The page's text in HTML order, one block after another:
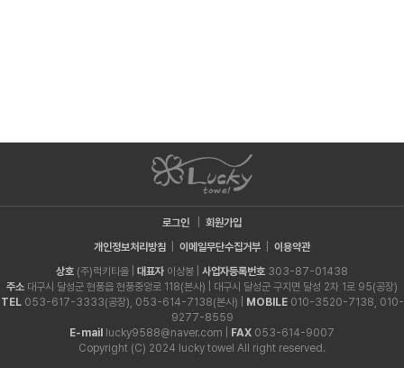
로그인
회원가입
개인정보처리방침
이메일무단수집거부
이용약관
상호 (주)럭키타올 | 대표자 이상봉 | 사업자등록번호 303-87-01438
주소 대구시 달성군 현풍읍 현풍중앙로 118(본사) | 대구시 달성군 구지면 달성 2차 1로 95(공장)
TEL053-617-3333(공장), 053-614-7138(본사) | MOBILE010-3520-7138, 010-
9277-8559
E-mail
lucky9588@naver.com | FAX 053-614-9007
Copyright (C) 2024 lucky towel All right reserved.